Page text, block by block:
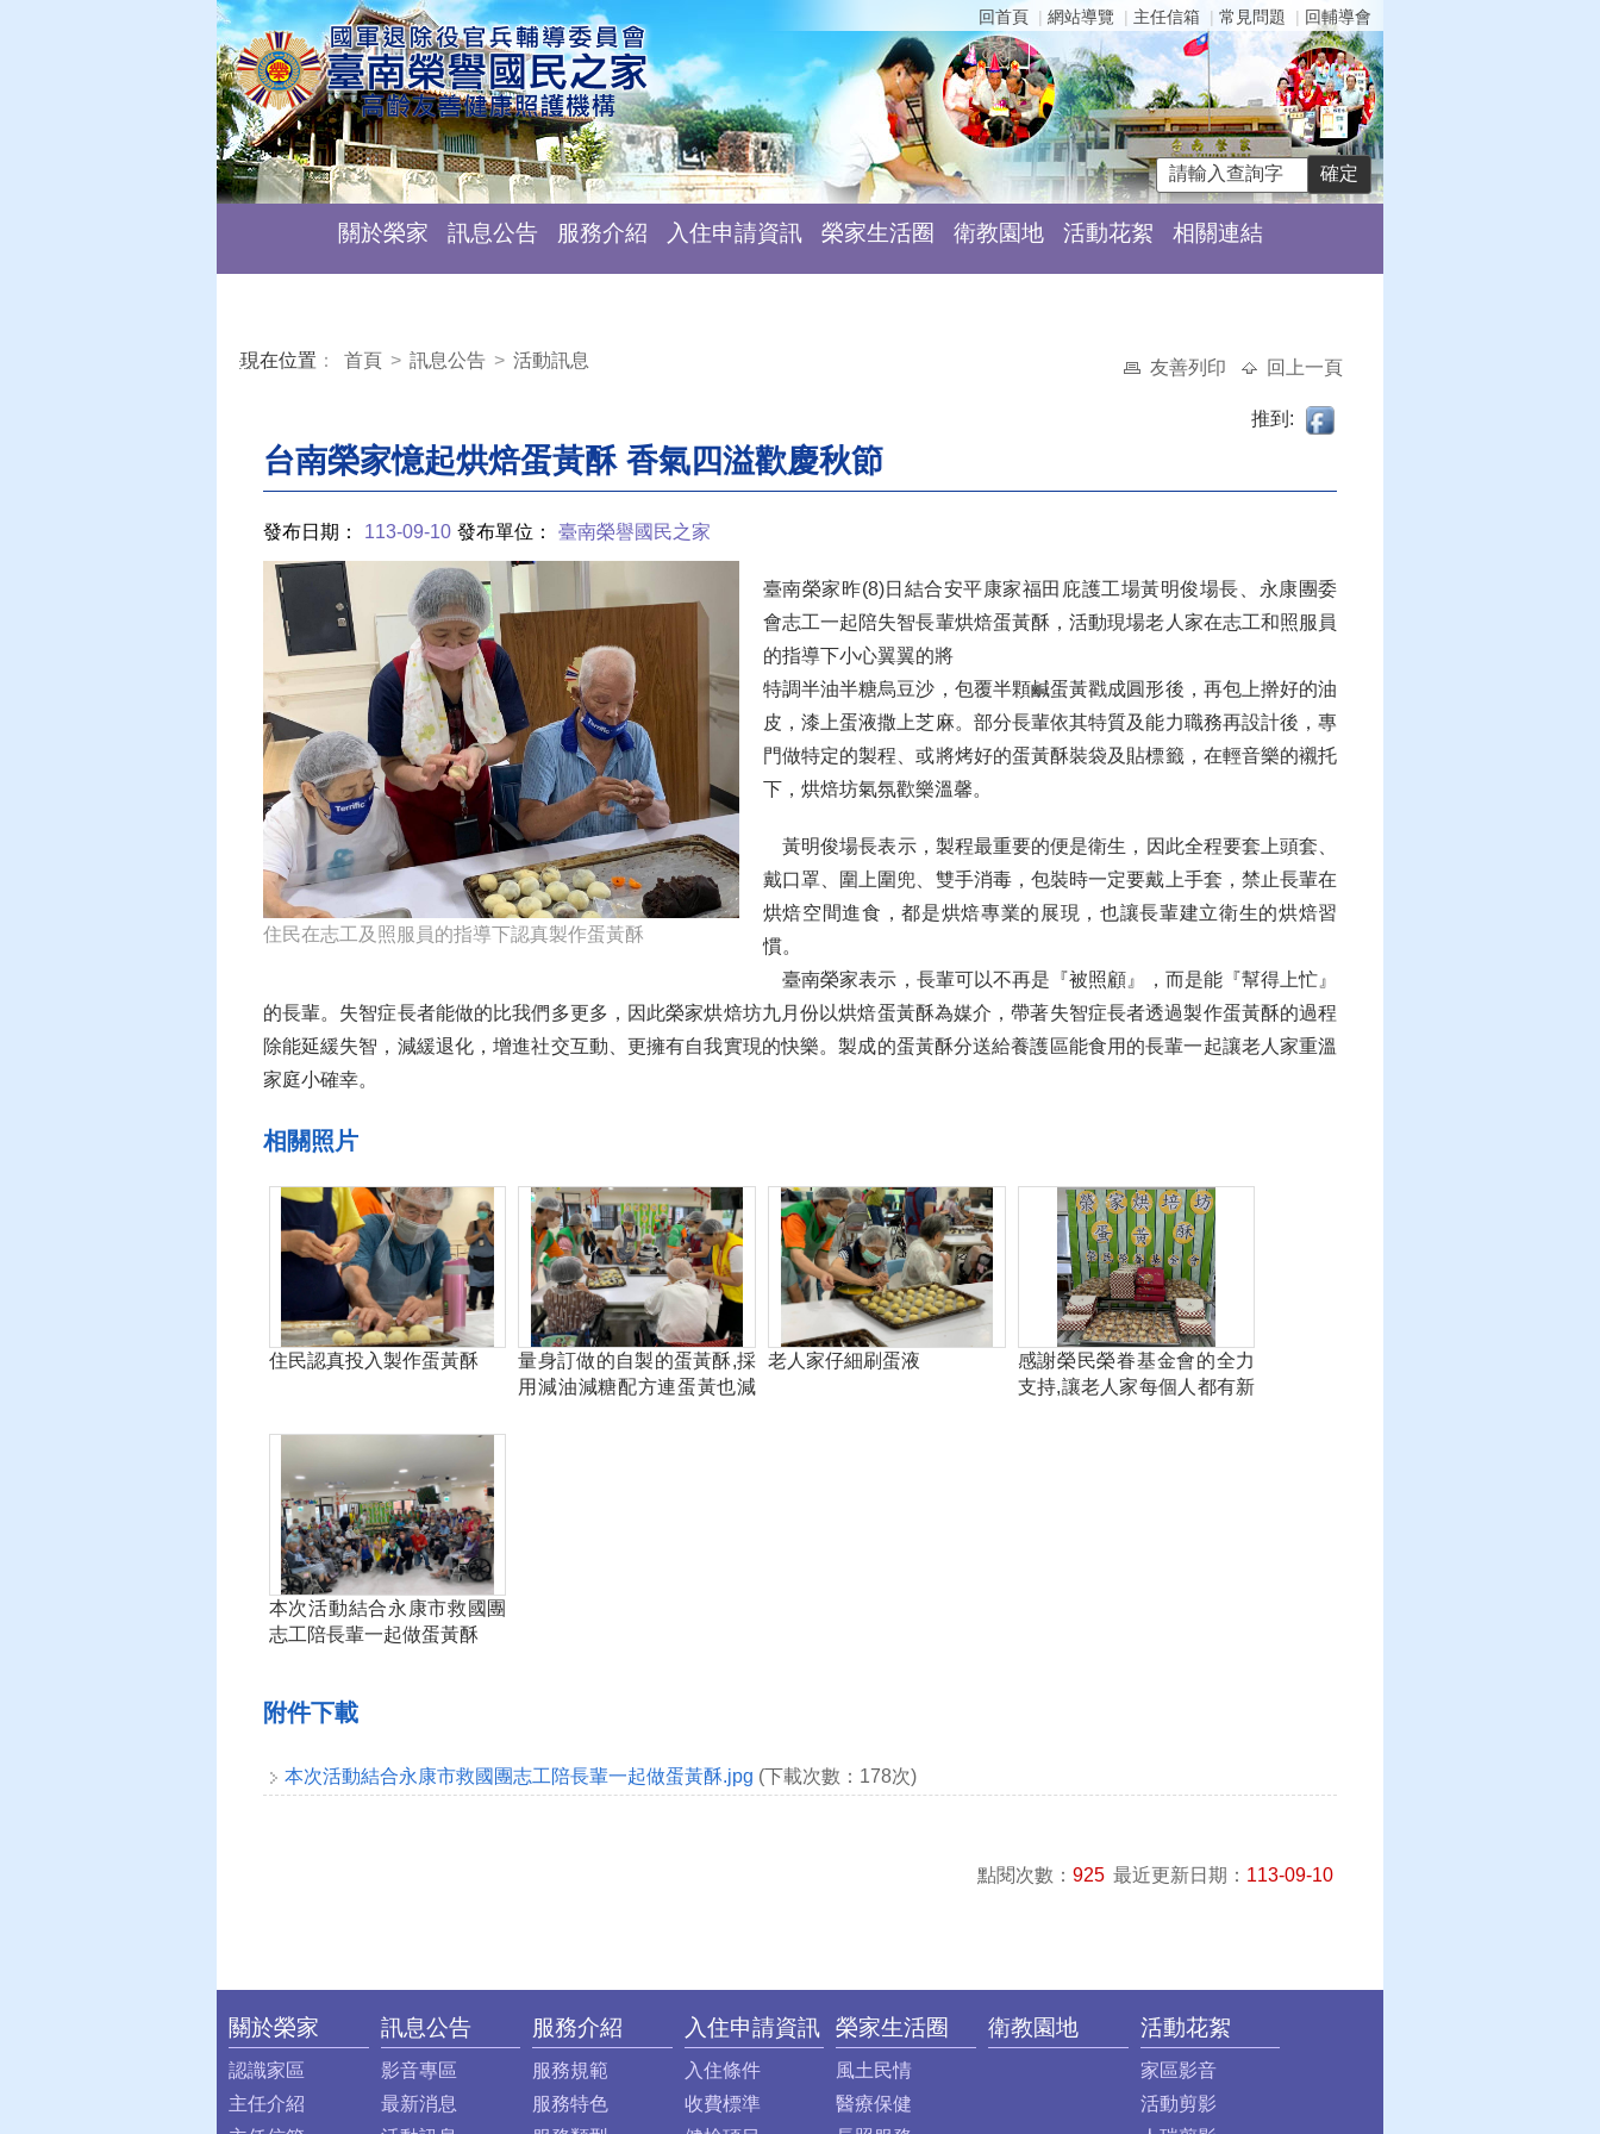
回首頁 網站導覽 主任信箱 常見問題 回輔導會
關於榮家 訊息公告 服務介紹 入住申請資訊 榮家生活圈 衛教園地 活動花絮 相關連結
:::
現在位置 ： 首頁 > 訊息公告 > 活動訊息 友善列印 回上一頁
推到:
台南榮家憶起烘焙蛋黃酥 香氣四溢歡慶秋節
發布日期： 113-09-10 發布單位： 臺南榮譽國民之家
住民在志工及照服員的指導下認真製作蛋黃酥
臺南榮家昨(8)日結合安平康家福田庇護工場黃明俊場長、永康團委
會志工一起陪失智長輩烘焙蛋黃酥，活動現場老人家在志工和照服員
的指導下小心翼翼的將
特調半油半糖烏豆沙，包覆半顆鹹蛋黃戳成圓形後，再包上擀好的油
皮，漆上蛋液撒上芝麻。部分長輩依其特質及能力職務再設計後，專
門做特定的製程、或將烤好的蛋黃酥裝袋及貼標籤，在輕音樂的襯托
下，烘焙坊氣氛歡樂溫馨。
黃明俊場長表示，製程最重要的便是衛生，因此全程要套上頭套、
戴口罩、圍上圍兜、雙手消毒，包裝時一定要戴上手套，禁止長輩在
烘焙空間進食，都是烘焙專業的展現，也讓長輩建立衛生的烘焙習
慣。
臺南榮家表示，長輩可以不再是『被照顧』，而是能『幫得上忙』
的長輩。失智症長者能做的比我們多更多，因此榮家烘焙坊九月份以烘焙蛋黃酥為媒介，帶著失智症長者透過製作蛋黃酥的過程
除能延緩失智，減緩退化，增進社交互動、更擁有自我實現的快樂。製成的蛋黃酥分送給養護區能食用的長輩一起讓老人家重溫
家庭小確幸。
相關照片
住民認真投入製作蛋黃酥
量身訂做的自製的蛋黃酥,採
用減油減糖配方連蛋黃也減
老人家仔細刷蛋液
感謝榮民榮眷基金會的全力
支持,讓老人家每個人都有新
本次活動結合永康市救國團
志工陪長輩一起做蛋黃酥
附件下載
本次活動結合永康市救國團志工陪長輩一起做蛋黃酥.jpg (下載次數：178次)
點閱次數：925 最近更新日期： 113-09-10
:::
關於榮家
認識家區
主任介紹
訊息公告
影音專區
最新消息
服務介紹
服務規範
服務特色
入住申請資訊
入住條件
收費標準
榮家生活圈
風土民情
醫療保健
衛教園地 活動花絮
家區影音
活動剪影